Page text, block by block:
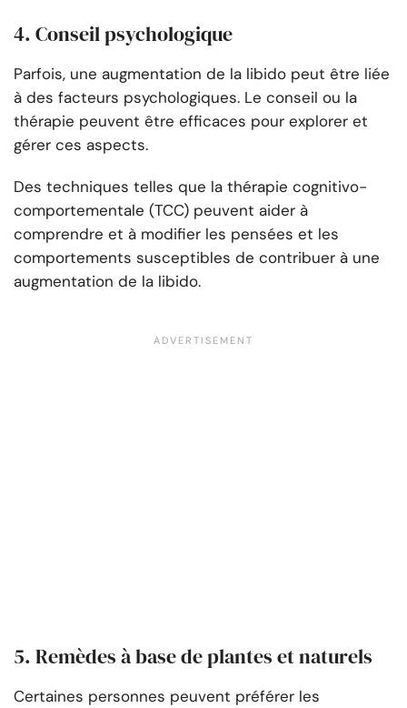
4. Conseil psychologique
Parfois, une augmentation de la libido peut être liée
à des facteurs psychologiques. Le conseil ou la
thérapie peuvent être efficaces pour explorer et
gérer ces aspects.
Des techniques telles que la thérapie cognitivo-
comportementale (TCC) peuvent aider à
comprendre et à modifier les pensées et les
comportements susceptibles de contribuer à une
augmentation de la libido.
5. Remèdes à base de plantes et naturels
Certaines personnes peuvent préférer les